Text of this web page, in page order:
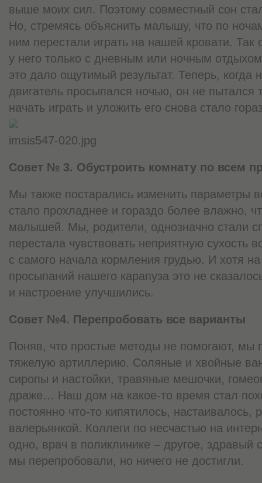
выше моих сил. Поэтому совместный сон
Но, стремясь объяснить малышу, что по
ним перестали играть на нашей кровати. Так
у него только с дневным или ночным
это дало ощутимый результат. Теперь,
двигатель просыпался ночью, он не пытался
начать играть и уложить его снова стало
imsis547-020.jpg
Совет № 3. Обустроить комнату по всем
Мы также постарались изменить параметры
стало прохладнее и гораздо более влажно,
малышей. Мы, родители, однозначно стали
перестала чувствовать неприятную сухость
с самого начала кормления грудью. И хотя
просыпаний нашего карапуза это не
и настроение улучшились.
Совет №4. Перепробовать все варианты
Поняв, что простые методы не помогают, мы
тяжелую артиллерию. Соляные и хвойные
сиропы и настойки, травяные мешочки,
драже… Наш дом на какое-то время стал
постоянно что-то кипятилось, настаивалось,
валерьянкой. Коллеги по несчастью на
одно, врач в поликлинике – другое, здравый
мы перепробовали, но ничего не достигли.